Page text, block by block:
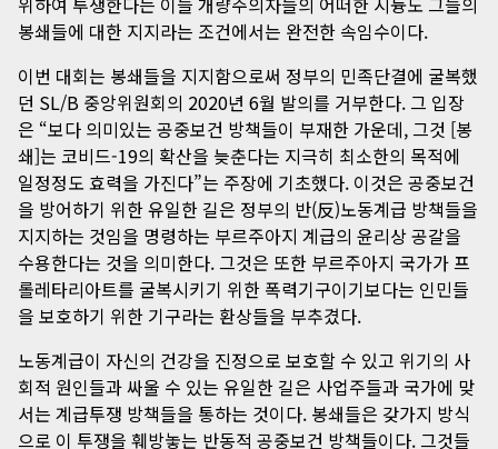
봉쇄들에 대한 지지라는 조건에서는 완전한 속임수이다.
이번 대회는 봉쇄들을 지지함으로써 정부의 민족단결에 굴복했
던 SL/B 중앙위원회의 2020년 6월 발의를 거부한다. 그 입장
은 “보다 의미있는 공중보건 방책들이 부재한 가운데, 그것 [봉
쇄]는 코비드-19의 확산을 늦춘다는 지극히 최소한의 목적에
일정정도 효력을 가진다”는 주장에 기초했다. 이것은 공중보건
을 방어하기 위한 유일한 길은 정부의 반(反)노동계급 방책들을
지지하는 것임을 명령하는 부르주아지 계급의 윤리상 공갈을
수용한다는 것을 의미한다. 그것은 또한 부르주아지 국가가 프
롤레타리아트를 굴복시키기 위한 폭력기구이기보다는 인민들
을 보호하기 위한 기구라는 환상들을 부추겼다.
노동계급이 자신의 건강을 진정으로 보호할 수 있고 위기의 사
회적 원인들과 싸울 수 있는 유일한 길은 사업주들과 국가에 맞
서는 계급투쟁 방책들을 통하는 것이다. 봉쇄들은 갖가지 방식
으로 이 투쟁을 훼방놓는 반동적 공중보건 방책들이다. 그것들